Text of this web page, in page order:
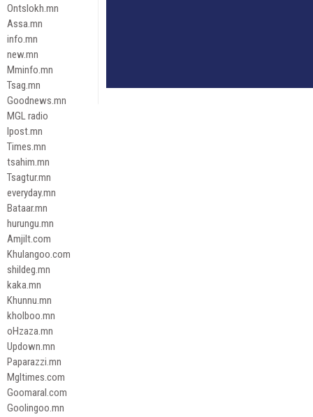
Ontslokh.mn
Assa.mn
info.mn
new.mn
Mminfo.mn
Tsag.mn
Goodnews.mn
MGL radio
Ipost.mn
Times.mn
tsahim.mn
Tsagtur.mn
everyday.mn
Bataar.mn
hurungu.mn
Amjilt.com
Khulangoo.com
shildeg.mn
kaka.mn
Khunnu.mn
kholboo.mn
oHzaza.mn
Updown.mn
Paparazzi.mn
Mgltimes.com
Goomaral.com
Goolingoo.mn